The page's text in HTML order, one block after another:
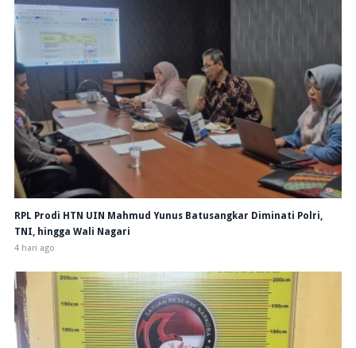
RPL Prodi HTN UIN Mahmud Yunus Batusangkar Diminati Polri,
TNI, hingga Wali Nagari
4 hari ago